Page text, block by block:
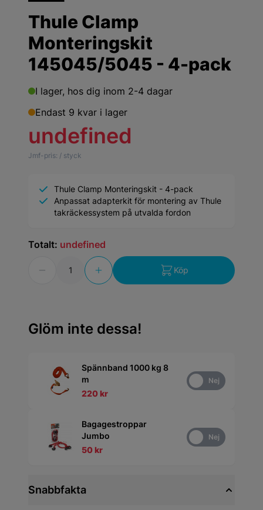
Thule Clamp
Monteringskit
145045/5045 - 4-pack
I lager, hos dig inom 2-4 dagar
Endast 9 kvar i lager
Totalt: undefined
Köp
undefined
Jmf-pris: / styck
Thule Clamp Monteringskit - 4-pack
Anpassat adapterkit för montering av Thule
takräckessystem på utvalda fordon
Glöm inte dessa!
Spännband 1000 kg 8
m
220 kr
Nej
Bagagestroppar
Jumbo
50 kr
Nej
Snabbfakta